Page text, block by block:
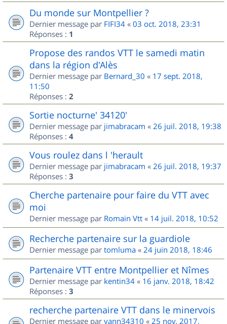
Du monde sur Montpellier ?
Dernier message par FIFI34 « 03 oct. 2018, 23:31
Réponses : 1
Propose des randos VTT le samedi matin
dans la région d'Alès
Dernier message par Bernard_30 « 17 sept. 2018,
11:50
Réponses : 2
Sortie nocturne' 34120'
Dernier message par jimabracam « 26 juil. 2018, 19:38
Réponses : 4
Vous roulez dans l 'herault
Dernier message par jimabracam « 26 juil. 2018, 19:37
Réponses : 3
Cherche partenaire pour faire du VTT avec
moi
Dernier message par Romain Vtt « 14 juil. 2018, 10:52
Recherche partenaire sur la guardiole
Dernier message par tomluma « 24 juin 2018, 18:46
Partenaire VTT entre Montpellier et Nîmes
Dernier message par kentin34 « 16 janv. 2018, 18:42
Réponses : 3
recherche partenaire VTT dans le minervois
Dernier message par yann34310 « 25 nov. 2017,